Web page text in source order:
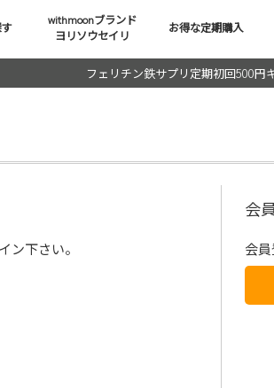
withmoonブランド
ヨリソウセイリ
お得な定期購入
フェリチン鉄サプリ定期初回500円
ン下さい。
会
会